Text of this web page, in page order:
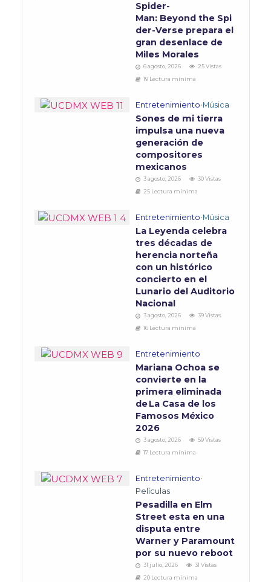
Spider-
Man: Beyond the Spi
der-Verse prepara el
gran desenlace de
Miles Morales
6 agosto, 2026
25 Vistas
19 Lectura mínima
Entretenimiento•Música
Sones de mi tierra
impulsa una nueva
generación de
compositores
mexicanos
3 agosto, 2026
30 Vistas
25 Lectura mínima
Entretenimiento•Música
La Leyenda celebra
tres décadas de
herencia norteña
con un histórico
concierto en el
Lunario del Auditorio
Nacional
3 agosto, 2026
39 Vistas
16 Lectura mínima
Entretenimiento
Mariana Ochoa se
convierte en la
primera eliminada
de La Casa de los
Famosos México
2026
3 agosto, 2026
59 Vistas
17 Lectura mínima
Entretenimiento•
Películas
Pesadilla en Elm
Street esta en una
disputa entre
Warner y Paramount
por su nuevo reboot
31 julio, 2026
31 Vistas
20 Lectura mínima